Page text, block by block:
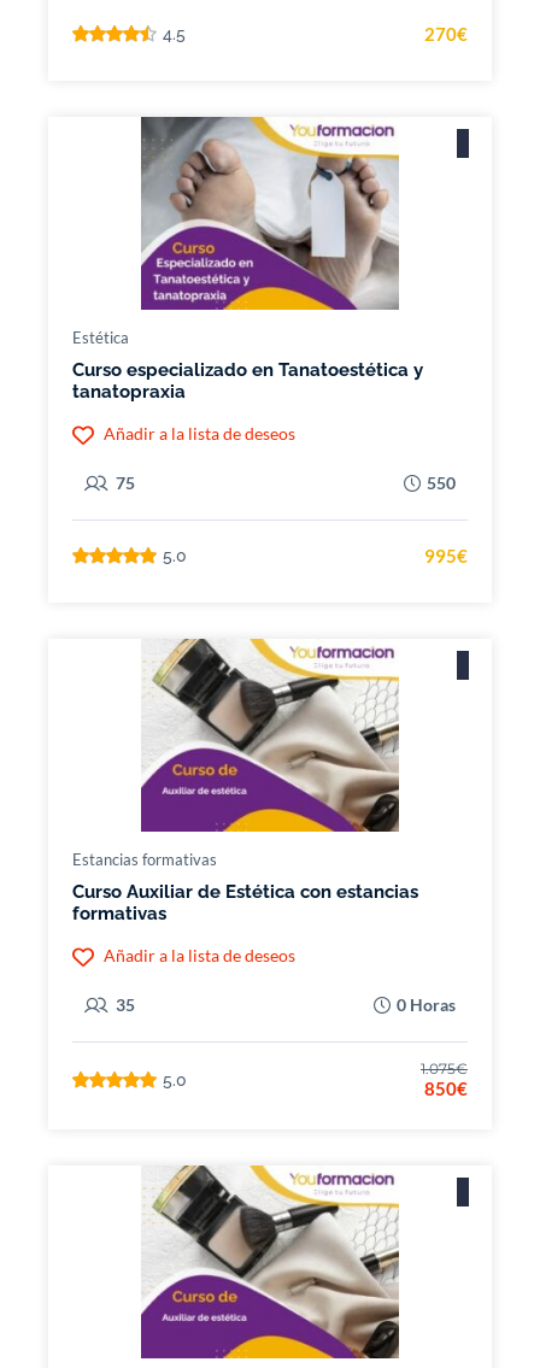
4.5 270€
Estética
Curso especializado en Tanatoestética y
tanatopraxia
Añadir a la lista de deseos
75 550
5.0 995€
Estancias formativas
Curso Auxiliar de Estética con estancias
formativas
Añadir a la lista de deseos
35 0 Horas
5.0
1.075€
850€